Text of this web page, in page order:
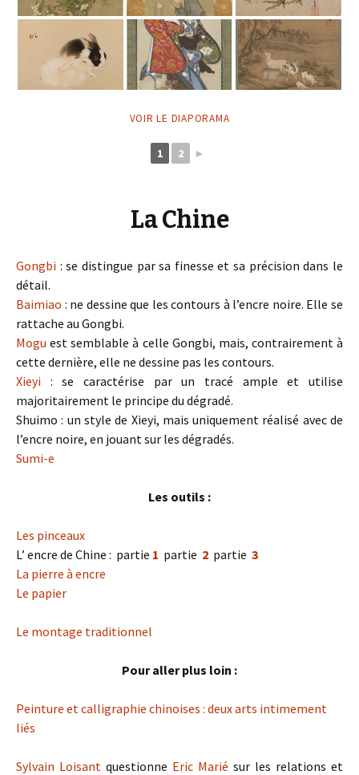
VOIR LE DIAPORAMA
1 2 ►
La Chine
Gongbi : se distingue par sa finesse et sa précision dans le
détail.
Baimiao : ne dessine que les contours à l’encre noire. Elle se
rattache au Gongbi.
Mogu est semblable à celle Gongbi, mais, contrairement à
cette dernière, elle ne dessine pas les contours.
Xieyi : se caractérise par un tracé ample et utilise
majoritairement le principe du dégradé.
Shuimo : un style de Xieyi, mais uniquement réalisé avec de
l’encre noire, en jouant sur les dégradés.
Sumi-e
Les outils :
Les pinceaux
L’ encre de Chine : partie 1 partie 2 partie 3
La pierre à encre
Le papier
Le montage traditionnel
Pour aller plus loin :
Peinture et calligraphie chinoises : deux arts intimement
liés
Sylvain Loisant questionne Eric Marié sur les relations et